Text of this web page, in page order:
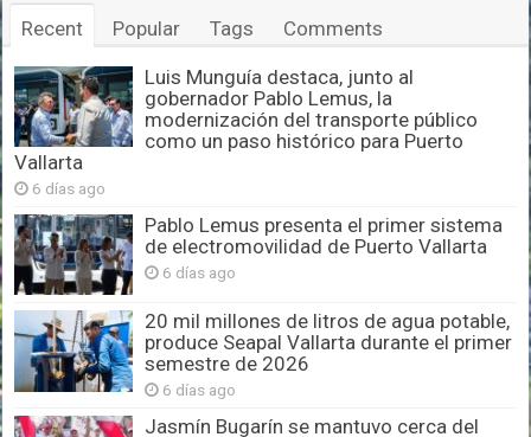
Recent Popular Tags Comments
Luis Munguía destaca, junto al
gobernador Pablo Lemus, la
modernización del transporte público
como un paso histórico para Puerto
Vallarta
6 días ago
Pablo Lemus presenta el primer sistema
de electromovilidad de Puerto Vallarta
6 días ago
20 mil millones de litros de agua potable,
produce Seapal Vallarta durante el primer
semestre de 2026
6 días ago
Jasmín Bugarín se mantuvo cerca del